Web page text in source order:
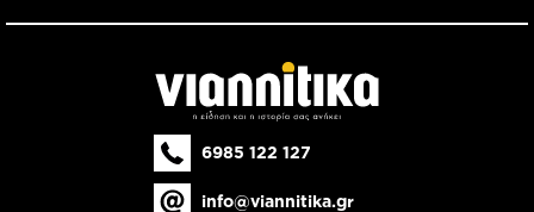
6985 122 127
info@viannitika.gr